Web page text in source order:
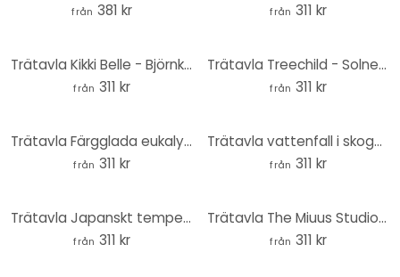
från 381 kr från 311 kr
Trätavla Kikki Belle - Björnkungen - Rund
från 311 kr
Trätavla Treechild - Solnedgång över sanddynerna - Rund
från 311 kr
Trätavla Färgglada eukalyptusblad - Sisi & Seb - Rund
från 311 kr
Trätavla vattenfall i skogen - Naturfotografering runt - Foto
från 311 kr
Trätavla Japanskt tempel vid soluppgången - Roze - Round
från 311 kr
Trätavla The Miuus Studio - Abstrakt flöde - Rund
från 311 kr